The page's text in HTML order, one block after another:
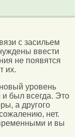
с засильем
ввести
не появятся
их.
уровень
и был всегда. Это
а другого
нет.
и вы